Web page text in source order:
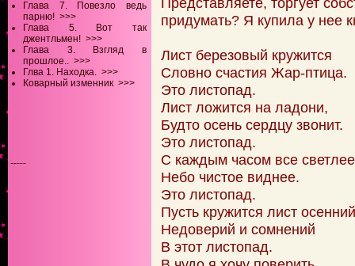
Глава 7. Повезло ведь
парню! >>>
Глава 5. Вот так
джентльмен! >>>
Глава 3. Взгляд в
прошлое.. >>>
Глва 1. Находка. >>>
Коварный изменник >>>
-----
придумать? Я купила у нее
Лист березовый кружится
Словно счастия Жар-птица.
Это листопад.
Лист ложится на ладони,
Будто осень сердцу звонит.
Это листопад.
С каждым часом все
Небо чистое виднее.
Это листопад.
Пусть кружится лист осенний
Недоверий и сомнений
В этот листопад.